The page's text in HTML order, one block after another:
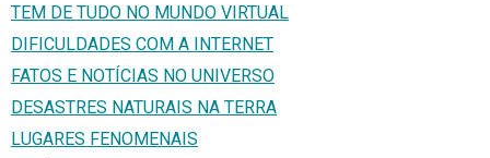
TEM DE TUDO NO MUNDO VIRTUAL
DIFICULDADES COM A INTERNET
FATOS E NOTÍCIAS NO UNIVERSO
DESASTRES NATURAIS NA TERRA
LUGARES FENOMENAIS